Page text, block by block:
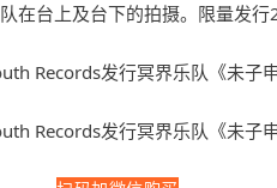
台上及台下的拍摄。限量发行